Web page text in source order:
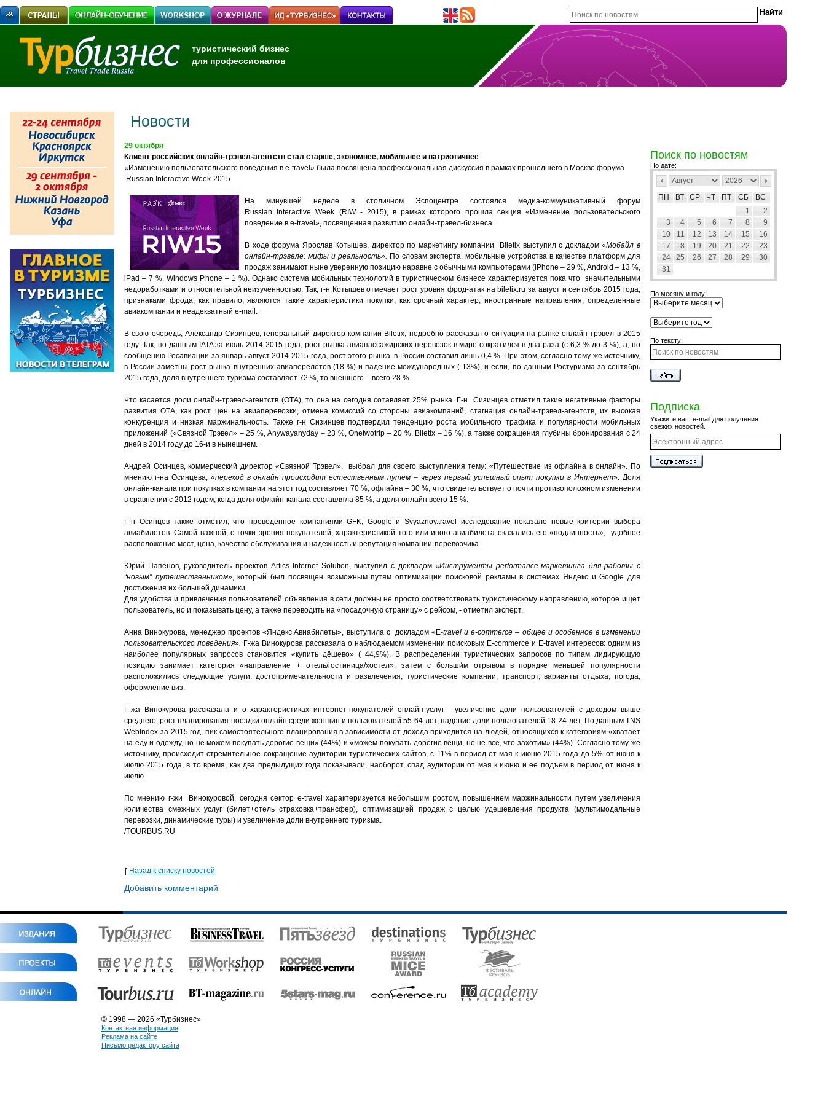
туристический бизнес
для профессионалов
Новости
29 октября
Клиент российских онлайн-трэвел-агентств стал старше, экономнее, мобильнее и патриотичнее
«Изменению пользовательского поведения в e-travel» была посвящена профессиональная дискуссия в рамках прошедшего в Москве форума
Russian Interactive Week-2015
На минувшей неделе в столичном Эспоцентре состоялся медиа-коммуникативный форум
Russian Interactive Week (RIW - 2015), в рамках которого прошла секция «Изменение пользовательского
поведение в e-travel», посвященная развитию онлайн-трэвел-бизнеса.
В ходе форума Ярослав Котышев, директор по маркетингу компании Biletix выступил с докладом «Мобайл в
онлайн-трэвеле: мифы и реальность». По словам эксперта, мобильные устройства в качестве платформ для
продаж занимают ныне уверенную позицию наравне с обычными компьютерами (iPhone – 29 %, Android – 13 %,
iPad – 7 %, Windows Phone – 1 %). Однако система мобильных технологий в туристическом бизнесе характеризуется пока что значительными
недоработками и относительной неизученностью. Так, г-н Котышев отмечает рост уровня фрод-атак на biletix.ru за август и сентябрь 2015 года;
признаками фрода, как правило, являются такие характеристики покупки, как срочный характер, иностранные направления, определенные
авиакомпании и неадекватный e-mail.
В свою очередь, Александр Сизинцев, генеральный директор компании Biletix, подробно рассказал о ситуации на рынке онлайн-трэвел в 2015
году. Так, по данным IATA за июль 2014-2015 года, рост рынка авиапассажирских перевозок в мире сократился в два раза (с 6,3 % до 3 %), а, по
сообщению Росавиации за январь-август 2014-2015 года, рост этого рынка в России составил лишь 0,4 %. При этом, согласно тому же источнику,
в России заметны рост рынка внутренних авиаперелетов (18 %) и падение международных (-13%), и если, по данным Ростуризма за сентябрь
2015 года, доля внутреннего туризма составляет 72 %, то внешнего – всего 28 %.
Что касается доли онлайн-трэвел-агентств (ОТА), то она на сегодня сотавляет 25% рынка. Г-н Сизинцев отметил такие негативные факторы
развития ОТА, как рост цен на авиаперевозки, отмена комиссий со стороны авиакомпаний, стагнация онлайн-трэвел-агентств, их высокая
конкуренция и низкая маржинальность. Также г-н Сизинцев подтвердил тенденцию роста мобильного трафика и популярности мобильных
приложений («Связной Трэвел» – 25 %, Anywayanyday – 23 %, Onetwotrip – 20 %, Biletix – 16 %), а также сокращения глубины бронирования с 24
дней в 2014 году до 16-и в нынешнем.
Андрей Осинцев, коммерческий директор «Связной Трэвел», выбрал для своего выступления тему: «Путешествие из офлайна в онлайн». По
мнению г-на Осинцева, «переход в онлайн происходит естественным путем – через первый успешный опыт покупки в Интернет». Доля
онлайн-канала при покупках в компании на этот год составляет 70 %, офлайна – 30 %, что свидетельствует о почти противоположном изменении
в сравнении с 2012 годом, когда доля офлайн-канала составляла 85 %, а доля онлайн всего 15 %.
Г-н Осинцев также отметил, что проведенное компаниями GFK, Google и Svyaznoy.travel исследование показало новые критерии выбора
авиабилетов. Самой важной, с точки зрения покупателей, характеристикой того или иного авиабилета оказались его «подлинность», удобное
расположение мест, цена, качество обслуживания и надежность и репутация компании-перевозчика.
Юрий Папенов, руководитель проектов Artics Internet Solution, выступил с докладом «Инструментыperformance-маркетинга для работы с
“новым” путешественником», который был посвящен возможным путям оптимизации поисковой рекламы в системах Яндекс и Google для
достижения их большей динамики.
Для удобства и привлечения пользователей объявления в сети должны не просто соответствовать туристическому направлению, которое ищет
пользователь, но и показывать цену, а также переводить на «посадочную страницу» с рейсом, - отметил эксперт.
Анна Винокурова, менеджер проектов «Яндекс.Авиабилеты», выступила с докладом «E-travel и e-commerce – общее и особенное в изменении
пользовательского поведения». Г-жа Винокурова рассказала о наблюдаемом изменении поисковых E-commerce и E-travel интересов: одним из
наиболее популярных запросов становится «купить дёшево» (+44,9%). В распределении туристических запросов по типам лидирующую
позицию занимает категория «направление + отель/гостиница/хостел», затем с больши́м отрывом в порядке меньшей популярности
расположились следующие услуги: достопримечательности и развлечения, туристические компании, транспорт, варианты отдыха, погода,
оформление виз.
Г-жа Винокурова рассказала и о характеристиках интернет-покупателей онлайн-услуг - увеличение доли пользователей с доходом выше
среднего, рост планирования поездки oнлайн среди женщин и пользователей 55-64 лет, падение доли пользователей 18-24 лет.По данным TNS
WebIndex за 2015 год, пик самостоятельного планирования в зависимости от дохода приходится на людей, относящихся к категориям «хватает
на еду и одежду, но не можем покупать дорогие вещи» (44%) и «можем покупать дорогие вещи, но не все, что захотим» (44%). Согласно тому же
источнику, происходит стремительное сокращение аудитории туристических сайтов, с 11% в период от мая к июню 2015 года до 5% от июня к
июлю 2015 года, в то время, как два предыдущих года показывали, наоборот, спад аудитории от мая к июню и ее подъем в период от июня к
июлю.
По мнению г-жи Винокуровой, сегодня сектор е-travel характеризуется небольшим ростом, повышением маржинальности путем увеличения
количества смежных услуг (билет+отель+страховка+трансфер), оптимизацией продаж с целью удешевления продукта (мультимодальные
перевозки, динамические туры) и увеличение доли внутреннего туризма.
/TOURBUS.RU
Назад к списку новостей
Добавить комментарий
Поиск по новостям
По дате:
ПН ВТ СР ЧТ ПТ СБ
ВС
1
2
3
4 5 6 7 8
9
10
11 12 13 14 15
16
17
18 19 20 21 22
23
24
25 26 27 28 29
30
31
По месяцу и году:
По тексту:
Подписка
Укажите ваш e-mail для получения
свежих новостей.
© 1998 — 2026 «Турбизнес»
Контактная информация
Реклама на сайте
Письмо редактору сайта